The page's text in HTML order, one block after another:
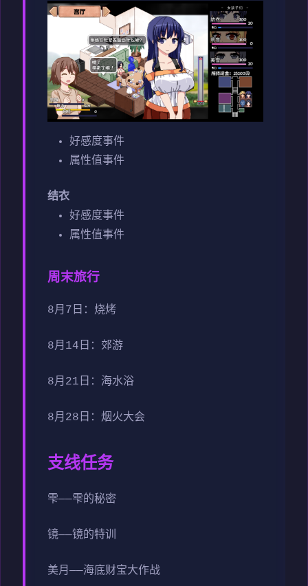
好感度事件
属性值事件
结衣
好感度事件
属性值事件
周末旅行
8月7日：烧烤
8月14日：郊游
8月21日：海水浴
8月28日：烟火大会
支线任务
雫——雫的秘密
镜——镜的特训
美月——海底财宝大作战